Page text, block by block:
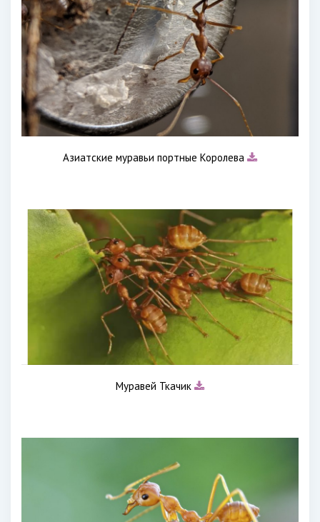
Азиатские муравьи портные Королева
Муравей Ткачик